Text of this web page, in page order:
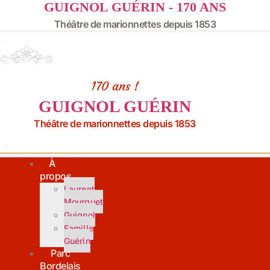
GUIGNOL GUÉRIN - 170 ANS
Théâtre de marionnettes depuis 1853
170 ans !
GUIGNOL GUÉRIN
Théâtre de marionnettes depuis 1853
À
propos
Laurent
Mourguet
Guignol
Famille
Guérin
Parc
Bordelais